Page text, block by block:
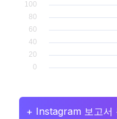
+ Instagram 보고서